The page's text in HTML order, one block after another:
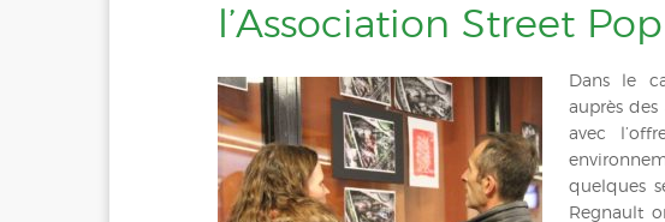
l’Association Street
Dans le
auprès
avec
quelques
Regnault